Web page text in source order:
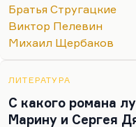
Братья Стругацкие
Виктор Пелевин
Михаил Щербаков
ЛИТЕРАТУРА
С какого романа
Марину и Сергея